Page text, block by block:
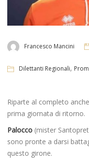
Francesco Mancini
Dilettanti Regionali,
Riparte al completo
prima giornata di ritorno.
Palocco (mister
sono pronte a darsi
questo girone.